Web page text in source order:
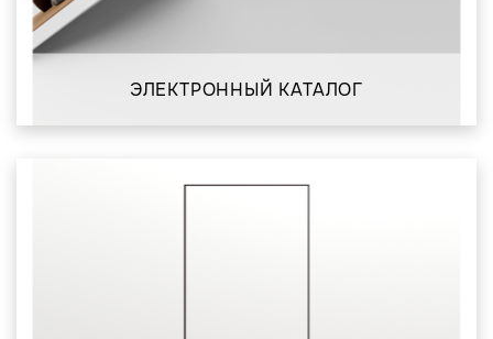
ЭЛЕКТРОННЫЙ КАТАЛОГ